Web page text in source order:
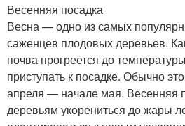
Весенняя посадка
Весна — одно из самых
саженцев плодовых деревьев.
почва прогреется до
приступать к посадке. Обычно
апреля — начале мая. Весенняя
деревьям укорениться до жары